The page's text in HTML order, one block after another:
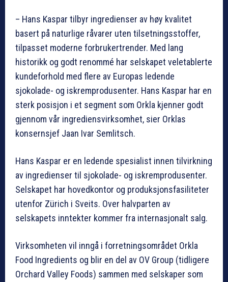
– Hans Kaspar tilbyr ingredienser av høy kvalitet
basert på naturlige råvarer uten tilsetningsstoffer,
tilpasset moderne forbrukertrender. Med lang
historikk og godt renommé har selskapet veletablerte
kundeforhold med flere av Europas ledende
sjokolade- og iskremprodusenter. Hans Kaspar har en
sterk posisjon i et segment som Orkla kjenner godt
gjennom vår ingrediensvirksomhet, sier Orklas
konsernsjef Jaan Ivar Semlitsch.
Hans Kaspar er en ledende spesialist innen tilvirkning
av ingredienser til sjokolade- og iskremprodusenter.
Selskapet har hovedkontor og produksjonsfasiliteter
utenfor Zürich i Sveits. Over halvparten av
selskapets inntekter kommer fra internasjonalt salg.
Virksomheten vil inngå i forretningsområdet Orkla
Food Ingredients og blir en del av OV Group (tidligere
Orchard Valley Foods) sammen med selskaper som